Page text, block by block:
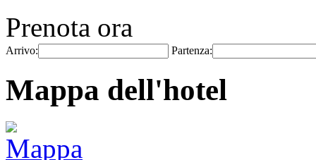
Prenota ora
Arrivo: Partenza:
Mappa dell'hotel